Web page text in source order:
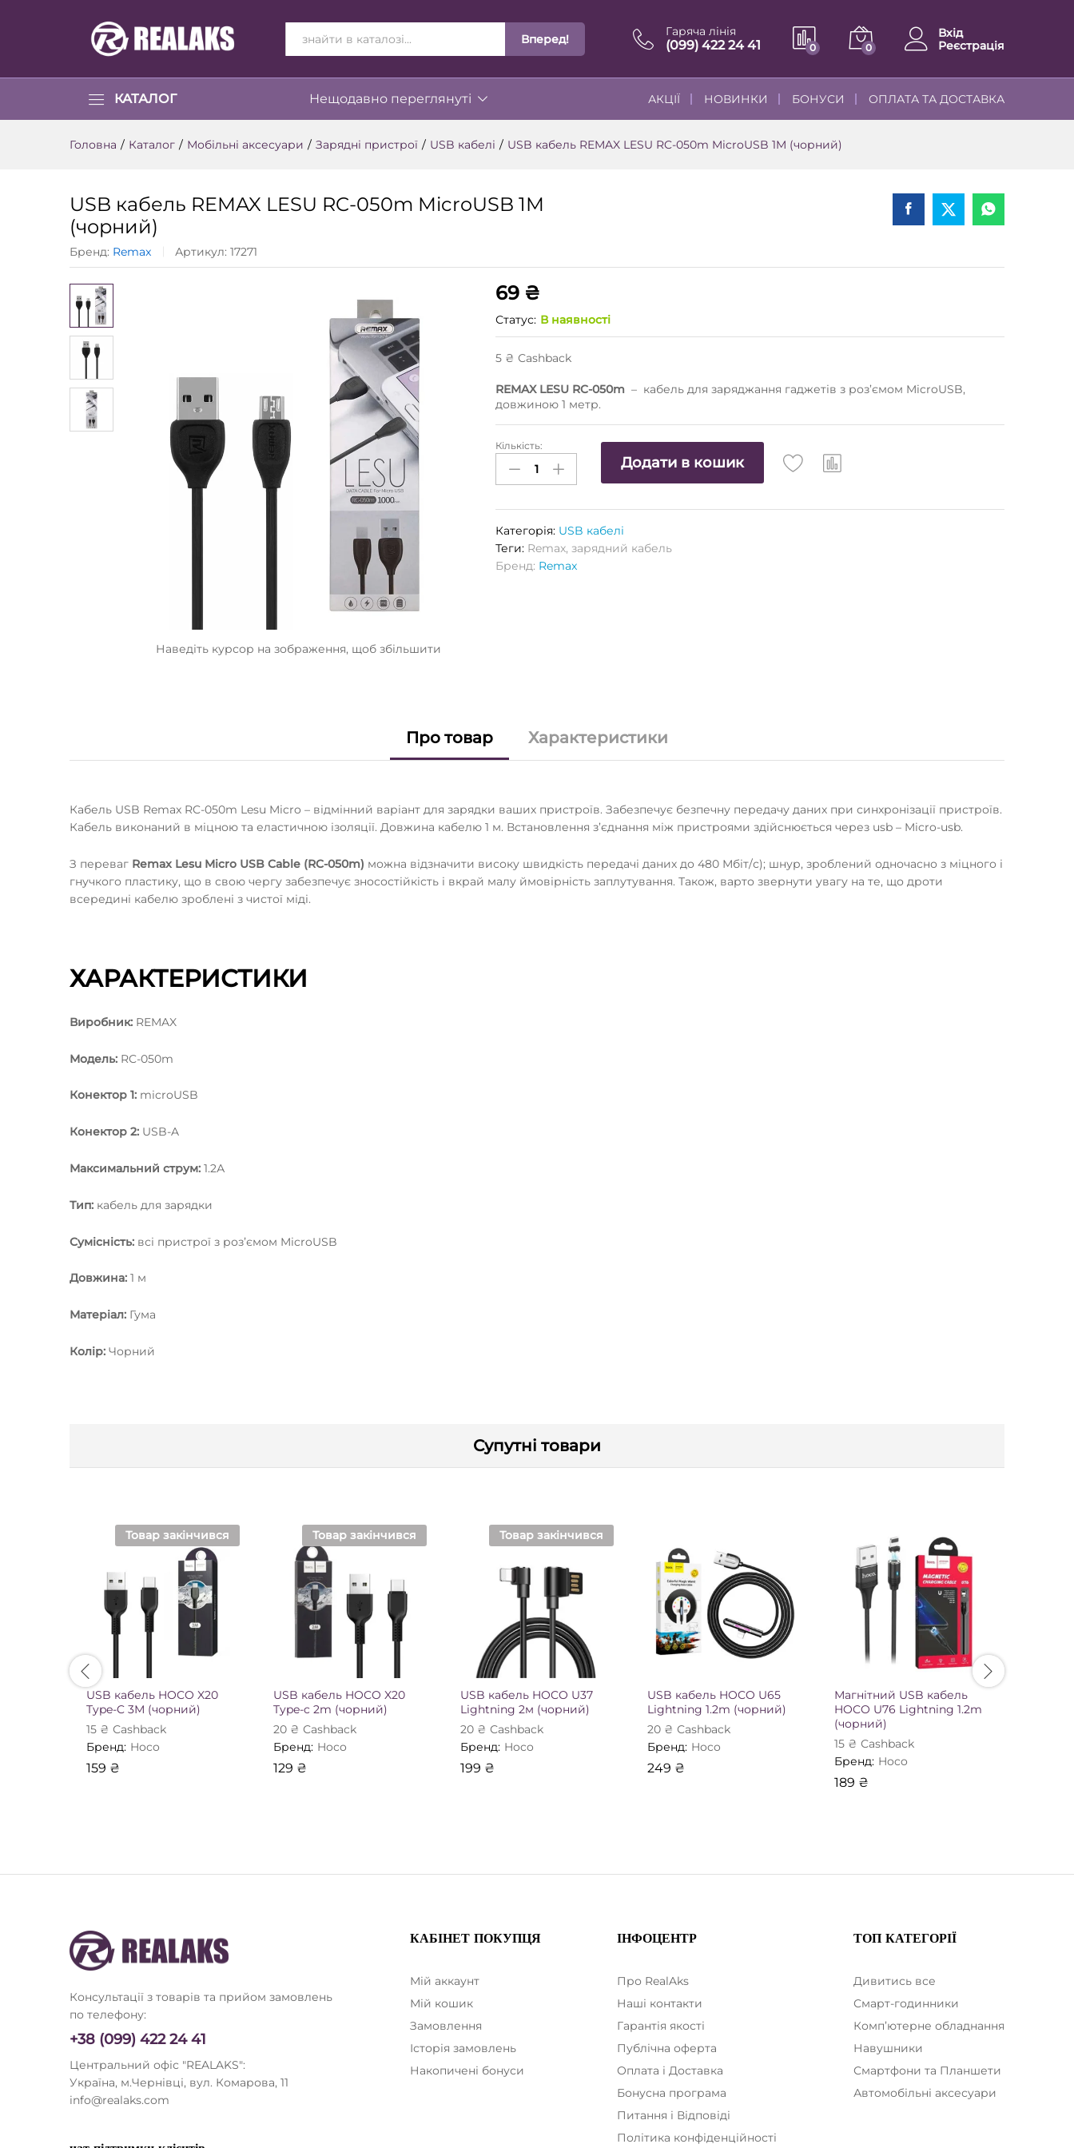
ВСІ КАТЕГОРІЇ Вперед!
Гаряча лінія
(099) 422 24 41 0 0
Вхід
Реєстрація
КАТАЛОГ Нещодавно переглянуті АКЦІЇ НОВИНКИ БОНУСИ ОПЛАТА ТА ДОСТАВКА
Головна / Каталог / Мобільні аксесуари / Зарядні пристрої / USB кабелі / USB кабель REMAX LESU RC-050m MicroUSB 1M (чорний)
USB кабель REMAX LESU RC-050m MicroUSB 1M
(чорний)
Бренд: Remax Артикул: 17271
Наведіть курсор на зображення, щоб збільшити
69 ₴
Статус: В наявності
5 ₴ Сashback
REMAX LESU RC-050m – кабель для заряджання гаджетів з роз’ємом MicroUSB,
довжиною 1 метр.
USB
кабель
REMAX
050m
MicroUSB
1M
Кількість:
Додати в кошик
Категорія: USB кабелі
Теги: Remax, зарядний кабель
Бренд: Remax
Про товар Характеристики
Кабель USB Remax RC-050m Lesu Micro – відмінний варіант для зарядки ваших пристроїв. Забезпечує безпечну передачу даних при синхронізації пристроїв.
Кабель виконаний в міцною та еластичною ізоляції. Довжина кабелю 1 м. Встановлення з’єднання між пристроями здійснюється через usb – Micro-usb.
З переваг Remax Lesu Micro USB Cable (RC-050m) можна відзначити високу швидкість передачі даних до 480 Мбіт/с); шнур, зроблений одночасно з міцного і
гнучкого пластику, що в свою чергу забезпечує зносостійкість і вкрай малу ймовірність заплутування. Також, варто звернути увагу на те, що дроти
всередині кабелю зроблені з чистої міді.
ХАРАКТЕРИСТИКИ
Виробник: REMAX
Модель: RC-050m
Конектор 1: microUSB
Конектор 2: USB-A
Максимальний струм: 1.2А
Тип: кабель для зарядки
Сумісність: всі пристрої з розʼємом MicroUSB
Довжина: 1 м
Матеріал: Гума
Колір: Чорний
Супутні товари
Товар закінчився
USB кабель HOCO X20
Type-C 3М (чорний)
15 ₴ Сashback
Бренд: Hoco
159 ₴
Товар закінчився
USB кабель HOCO X20
Type-c 2m (чорний)
20 ₴ Сashback
Бренд: Hoco
129 ₴
Товар закінчився
USB кабель HOCO U37
Lightning 2м (чорний)
20 ₴ Сashback
Бренд: Hoco
199 ₴
USB кабель HOCO U65
Lightning 1.2m (чорний)
20 ₴ Сashback
Бренд: Hoco
249 ₴
Магнітний USB кабель
HOCO U76 Lightning 1.2m
(чорний)
15 ₴ Сashback
Бренд: Hoco
189 ₴
Консультації з товарів та прийом замовлень
по телефону:
+38 (099) 422 24 41
Центральний офіс "REALAKS":
Україна, м.Чернівці, вул. Комарова, 11
info@realaks.com
КАБІНЕТ ПОКУПЦЯ
Мій аккаунт
Мій кошик
Замовлення
Історія замовлень
Накопичені бонуси
ІНФОЦЕНТР
Про RealAks
Наші контакти
Гарантія якості
Публічна оферта
Оплата і Доставка
Бонусна програма
Питання і Відповіді
Політика конфіденційності
ТОП КАТЕГОРІЇ
Дивитись все
Смарт-годинники
Комп’ютерне обладнання
Навушники
Смартфони та Планшети
Автомобільні аксесуари